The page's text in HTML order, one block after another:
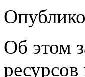
Об этом